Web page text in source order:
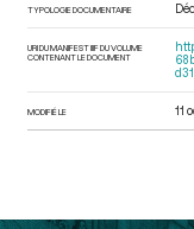
TYPOLOGIE DOCUMENTAIRE
URI DU MANIFEST IIIF DU VOLUME
CONTENANT LE DOCUMENT
MODIFIÉ LE 11